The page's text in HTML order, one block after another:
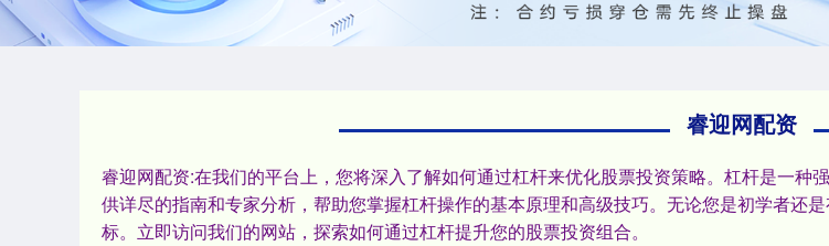
睿迎网配资
睿迎网配资:在我们的平台上，您将深入了解如何通过杠杆来优化股票投资策略。杠杆是一
供详尽的指南和专家分析，帮助您掌握杠杆操作的基本原理和高级技巧。无论您是初学者还
标。立即访问我们的网站，探索如何通过杠杆提升您的股票投资组合。